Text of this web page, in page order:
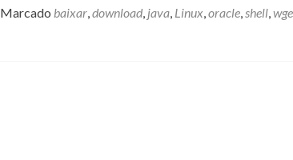
Marcado baixar,download, java, Linux,oracle,shell,